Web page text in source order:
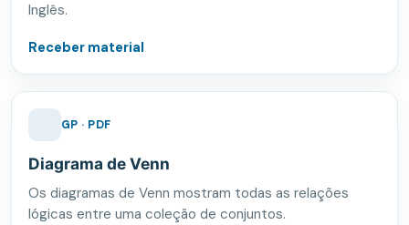
Inglês.
Receber material
GP · PDF
Diagrama de Venn
Os diagramas de Venn mostram todas as relações
lógicas entre uma coleção de conjuntos.